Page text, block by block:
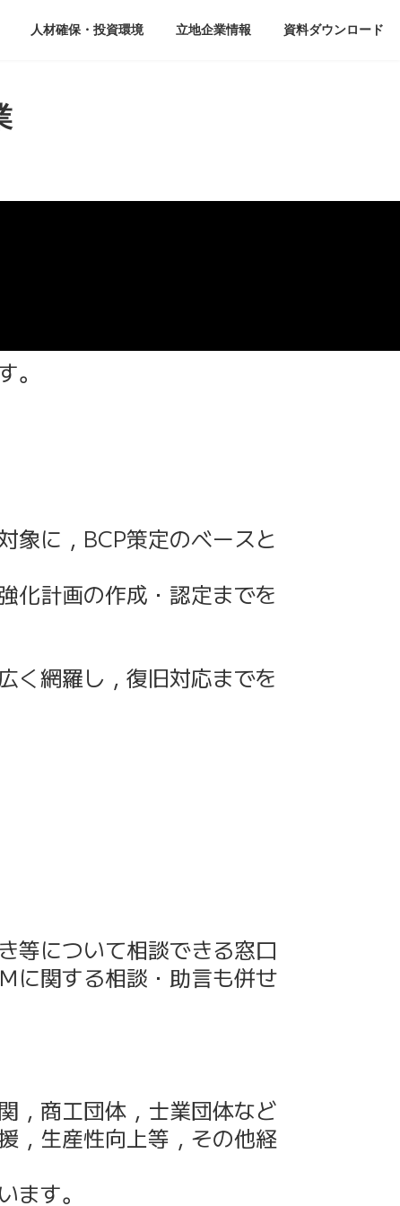
人材確保・投資環境 立地企業情報 資料ダウンロード
に，BCP策定のベースと
計画の作成・認定までを
網羅し，復旧対応までを
について相談できる窓口
関する相談・助言も併せ
商工団体，士業団体など
生産性向上等，その他経
す。